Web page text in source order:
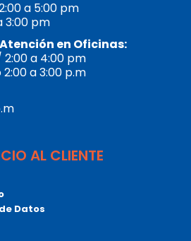
a 5:00 pm
3:00 pm
en Oficinas:
2:00 a 4:00 pm
2:00 a 3:00 p.m
AL CLIENTE
Datos